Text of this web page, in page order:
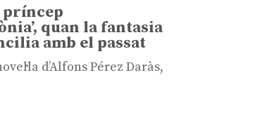
príncep
quan la fantasia
amb el passat
d’Alfons Pérez Daràs,